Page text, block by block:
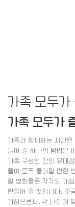
가족 모두
가족 모두가
가족과 함께하는 시간
들어 줄 하나의 방법은
가족 구성원 간의 유대
들이 모두 좋아할 만한
할 영화들은 각각의 개
만들어 줄 것입니다. 조
가짐으로써, 각 나이에